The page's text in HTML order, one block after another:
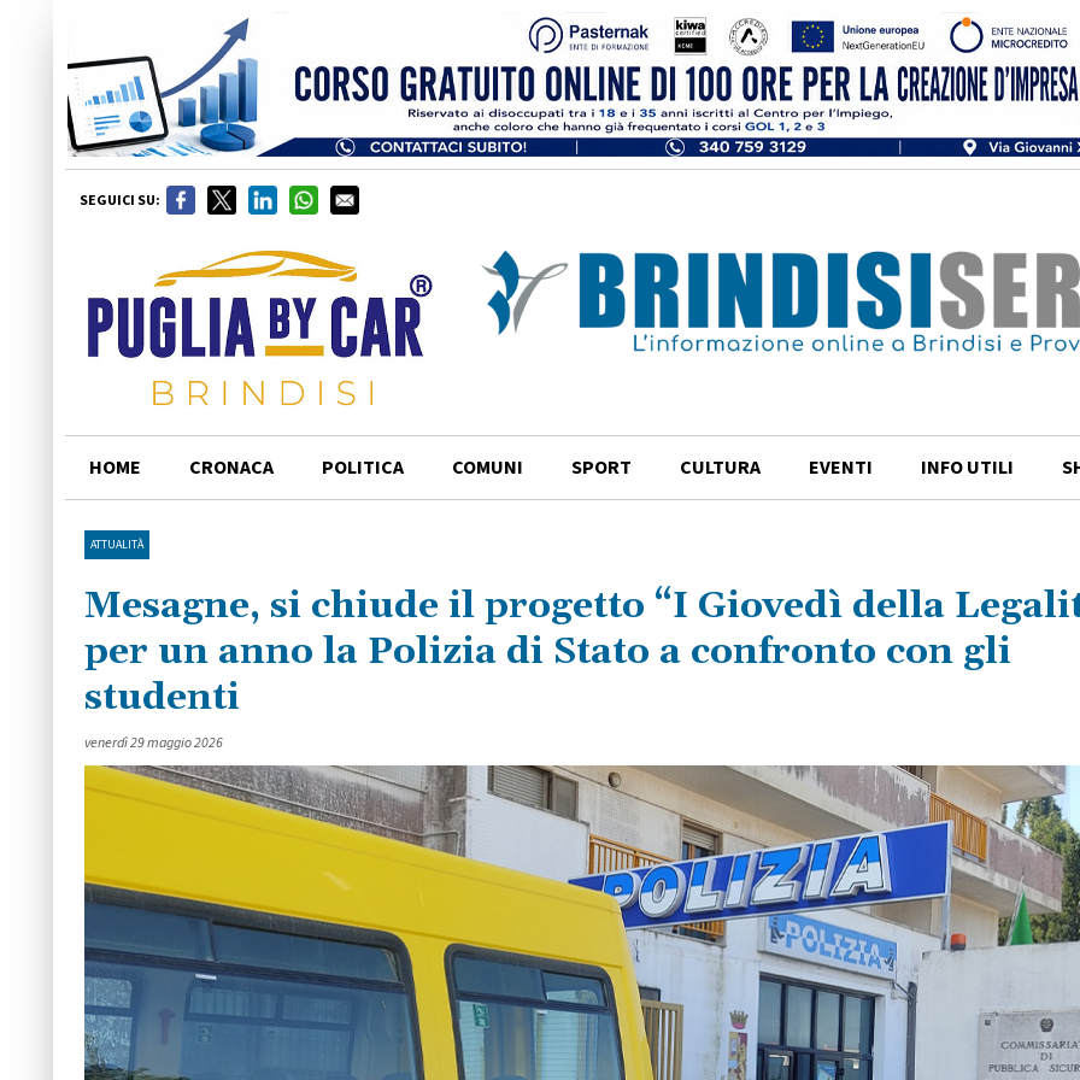
SEGUICI SU:
HOME CRONACA POLITICA COMUNI SPORT CULTURA EVENTI INFO UTILI
ATTUALITÀ
Mesagne, si chiude il progetto “I Giovedì della
per un anno la Polizia di Stato a confronto con gli
studenti
venerdì 29 maggio 2026